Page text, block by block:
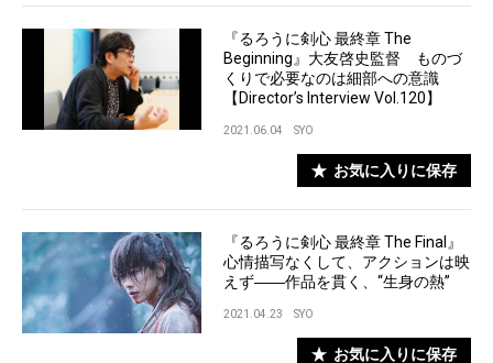
『るろうに剣心 最終章 The
Beginning』大友啓史監督 ものづ
くりで必要なのは細部への意識
【Director’s Interview Vol.120】
2021.06.04 SYO
お気に入りに保存
『るろうに剣心 最終章 The Final』
心情描写なくして、アクションは映
えず――作品を貫く、“生身の熱”
2021.04.23 SYO
お気に入りに保存